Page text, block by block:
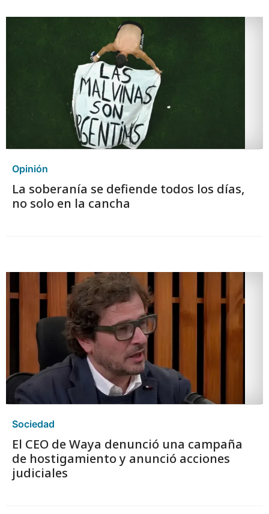
Opinión
La soberanía se defiende todos los días,
no solo en la cancha
Sociedad
El CEO de Waya denunció una campaña
de hostigamiento y anunció acciones
judiciales